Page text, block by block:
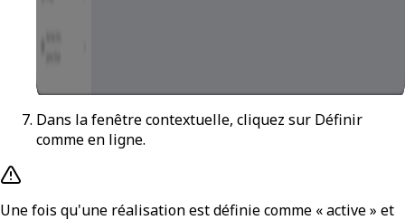
Dans la fenêtre contextuelle, cliquez sur Définir
comme en ligne.
Une fois qu'une réalisation est définie comme « active » et